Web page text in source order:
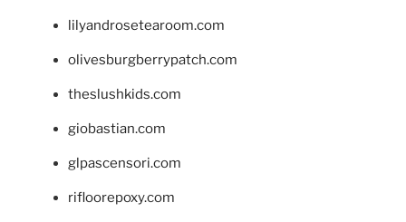
lilyandrosetearoom.com
olivesburgberrypatch.com
theslushkids.com
giobastian.com
glpascensori.com
rifloorepoxy.com